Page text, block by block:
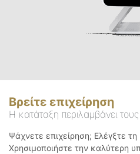
Βρείτε επιχείρηση
Η κατάταξη περιλαμβάνει
Ψάχνετε επιχείρηση; Ελέγξτε
Χρησιμοποιήστε την καλύτερη